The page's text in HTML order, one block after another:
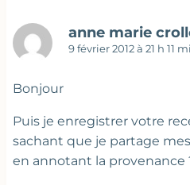
anne marie
9 février 2012 à 21 h 11
Bonjour
Puis je enregistrer votre
sachant que je partage
en annotant la provenance